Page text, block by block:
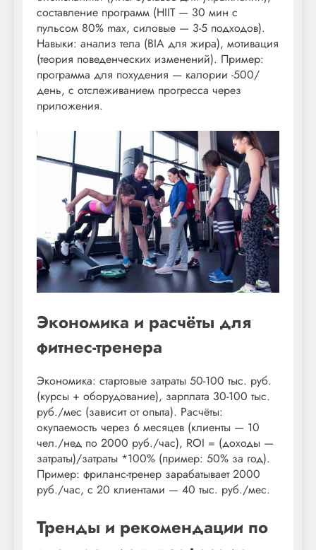
составление программ (HIIT — 30 мин с
пульсом 80% max, силовые — 3-5 подходов).
Навыки: анализ тела (BIA для жира), мотивация
(теория поведенческих изменений). Пример:
программа для похудения — калории -500/
день, с отслеживанием прогресса через
приложения.
Экономика и расчёты для
фитнес-тренера
Экономика: стартовые затраты 50-100 тыс. руб.
(курсы + оборудование), зарплата 30-100 тыс.
руб./мес (зависит от опыта). Расчёты:
окупаемость через 6 месяцев (клиенты — 10
чел./нед по 2000 руб./час), ROI = (доходы —
затраты)/затраты *100% (пример: 50% за год).
Пример: фриланс-тренер зарабатывает 2000
руб./час, с 20 клиентами — 40 тыс. руб./мес.
Тренды и рекомендации по